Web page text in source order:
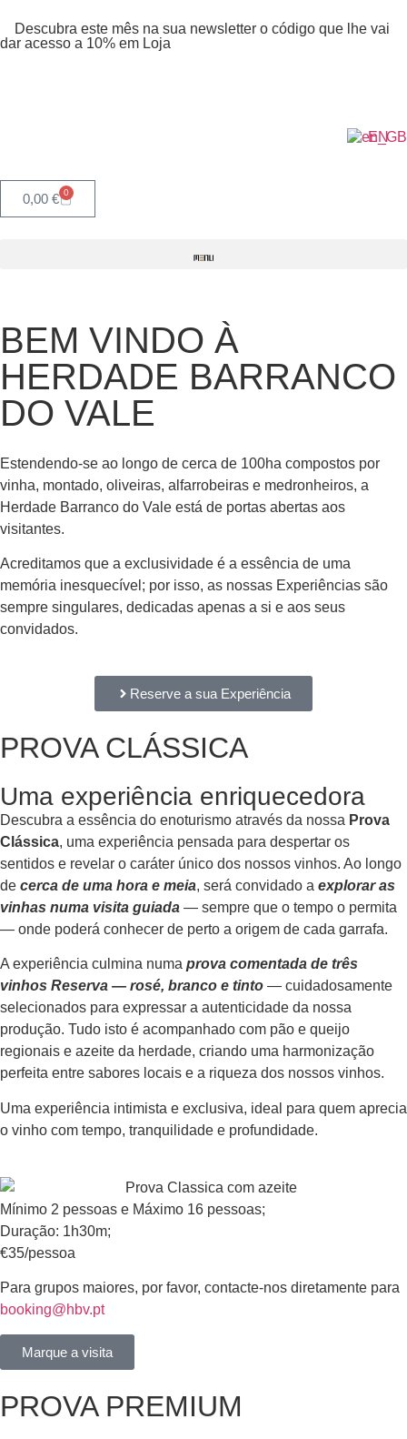
Descubra este mês na sua newsletter o código que lhe vai
dar acesso a 10% em Loja
EN
0,00 € 0
BEM VINDO À
HERDADE BARRANCO
DO VALE
Estendendo-se ao longo de cerca de 100ha compostos por
vinha, montado, oliveiras, alfarrobeiras e medronheiros, a
Herdade Barranco do Vale está de portas abertas aos
visitantes.
Acreditamos que a exclusividade é a essência de uma
memória inesquecível; por isso, as nossas Experiências são
sempre singulares, dedicadas apenas a si e aos seus
convidados.
Reserve a sua Experiência
PROVA CLÁSSICA
Uma experiência enriquecedora
Descubra a essência do enoturismo através da nossa Prova
Clássica, uma experiência pensada para despertar os
sentidos e revelar o caráter único dos nossos vinhos. Ao longo
de cerca de uma hora e meia, será convidado a explorar as
vinhas numa visita guiada — sempre que o tempo o permita
— onde poderá conhecer de perto a origem de cada garrafa.
A experiência culmina numa prova comentada de três
vinhos Reserva — rosé, branco e tinto — cuidadosamente
selecionados para expressar a autenticidade da nossa
produção. Tudo isto é acompanhado com pão e queijo
regionais e azeite da herdade, criando uma harmonização
perfeita entre sabores locais e a riqueza dos nossos vinhos.
Uma experiência intimista e exclusiva, ideal para quem aprecia
o vinho com tempo, tranquilidade e profundidade.
Mínimo 2 pessoas e Máximo 16 pessoas;
Duração: 1h30m;
€35/pessoa
Para grupos maiores, por favor, contacte-nos diretamente para
booking@hbv.pt
Marque a visita
PROVA PREMIUM